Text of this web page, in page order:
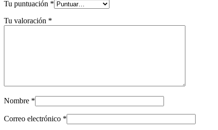
Tu puntuación *
Tu valoración *
Nombre *
Correo electrónico *